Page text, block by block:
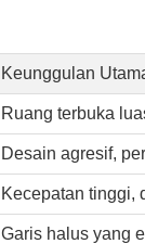
Keunggulan
Ruang terbuka
Desain agresif,
Kecepatan tinggi,
Garis halus yang